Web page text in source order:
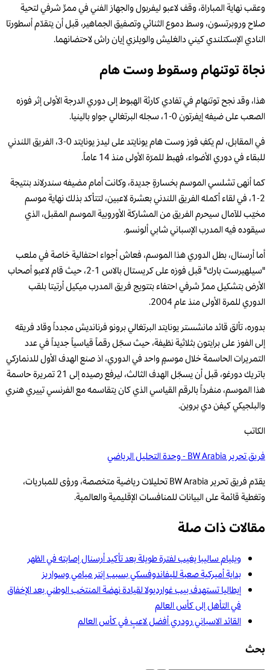
وعقب نهاية المباراة، وقف لاعبو ليفربول والجهاز الفني في ممرٍّ شرفي لتحية
صلاح وروبرتسون، وسط دموع الثنائي وتصفيق الجماهير، قبل أن يتقدّم أسطورتا
النادي الإسكتلندي كيني دالغليش والويلزي إيان راش لاحتضانهما.
نجاة توتنهام وسقوط وست هام
هذا، وقد نجح توتنهام في تفادي كارثة الهبوط إلى دوري الدرجة الأولى إثر فوزه
الصعب على ضيفه إيفرتون 0-1، سجله البرتغالي جواو بالينيا.
في المقابل، لم يكفِ فوز وست هام يونايتد على ليدز يونايتد 0-3، الفريق اللندني
للبقاء في دوري الأضواء، فهبط للمرّة الأولى منذ 14 عاماً.
كما أنهى تشلسي الموسم بخسارةٍ جديدة، وكانت أمام مضيفه سندرلاند بنتيجة
2-1، في لقاء أكمله الفريق اللندني بعشرة لاعبين، لتتأكد بذلك نهاية موسم
مخيّب للآمال سيحرم الفريق من المشاركة الأوروبية الموسم المقبل، الذي
سيقوده فيه المدرب الإسباني شابي ألونسو.
أما أرسنال، بطل الدوري هذا الموسم، فعاش أجواء احتفالية خاصة في ملعب
"سيلهيرست بارك" قبل فوزه على كريستال بالاس 1-2، حيث قام لاعبو أصحاب
الأرض بتشكيل ممرٍّ شرفي احتفاء بتتويج فريق المدرب ميكيل أرتيتا بلقب
الدوري للمرة الأولى منذ عام 2004.
بدوره، تألق قائد مانشستر يونايتد البرتغالي برونو فرنانديش مجدداً وقاد فريقه
إلى الفوز على برايتون بثلاثية نظيفة، حيث سجّل رقماً قياسياً جديداً في عدد
التمريرات الحاسمة خلال موسمٍ واحد في الدوري، اذ صنع الهدف الأول للدنماركي
باتريك دورغو، قبل أن يسجّل الهدف الثالث، ليرفع رصيده إلى 21 تمريرة حاسمة
هذا الموسم، منفرداً بالرقم القياسي الذي كان يتقاسمه مع الفرنسي تييري هنري
والبلجيكي كيفن دي بروين.
الكاتب
فريق تحرير BW Arabia - وحدة التحليل الرياضي
يقدّم فريق تحرير BW Arabia تحليلات رياضية متخصصة، ورؤى للمباريات،
وتغطية قائمة على البيانات للمنافسات الإقليمية والعالمية.
مقالات ذات صلة
ويليام ساليبا يغيب لفترة طويلة بعد تأكيد أرسنال إصابته في الظهر
بداية أميركية صعبة لليفاندوفسكي بسبب إنتر ميامي وسواريز
إيطاليا تستهدف بيب غوارديولا لقيادة نهضة المنتخب الوطني بعد الإخفاق
في التأهل إلى كأس العالم
القائد الاسباني رودري أفضل لاعبٍ في كأس العالم
بحث